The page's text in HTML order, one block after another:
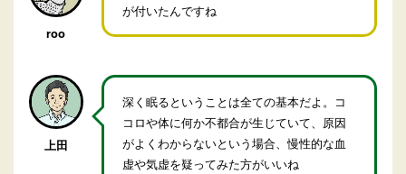
roo
が付いたんですね
上田
深く眠るということは全ての基本だよ。コ
コロや体に何か不都合が生じていて、原因
がよくわからないという場合、慢性的な血
虚や気虚を疑ってみた方がいいね